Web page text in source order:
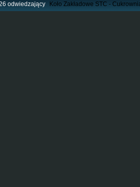
odwiedzający Koło Zakładowe STC -